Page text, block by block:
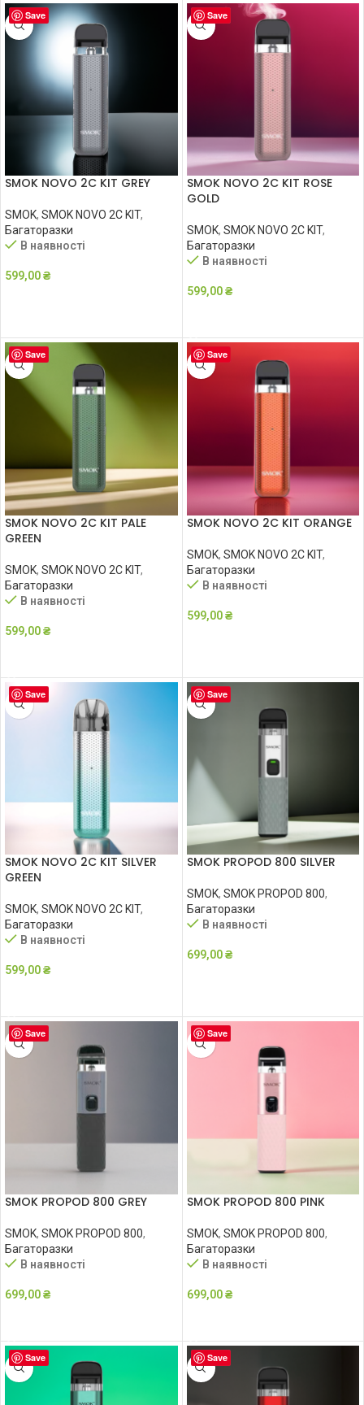
Save
SMOK NOVO 2C KIT GREY
SMOK, SMOK NOVO 2C KIT,
Багаторазки
В наявності
599,00₴
Save
SMOK NOVO 2C KIT ROSE
GOLD
SMOK, SMOK NOVO 2C KIT,
Багаторазки
В наявності
599,00₴
Save
SMOK NOVO 2C KIT PALE
GREEN
SMOK, SMOK NOVO 2C KIT,
Багаторазки
В наявності
599,00₴
Save
SMOK NOVO 2C KIT ORANGE
SMOK, SMOK NOVO 2C KIT,
Багаторазки
В наявності
599,00₴
Save
SMOK NOVO 2C KIT SILVER
GREEN
SMOK, SMOK NOVO 2C KIT,
Багаторазки
В наявності
599,00₴
Save
SMOK PROPOD 800 SILVER
SMOK, SMOK PROPOD 800,
Багаторазки
В наявності
699,00₴
Save
SMOK PROPOD 800 GREY
SMOK, SMOK PROPOD 800,
Багаторазки
В наявності
699,00₴
Save
SMOK PROPOD 800 PINK
SMOK, SMOK PROPOD 800,
Багаторазки
В наявності
699,00₴
Save Save